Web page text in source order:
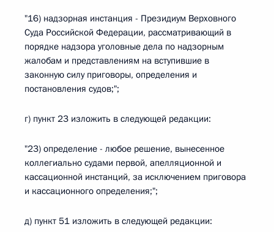
"16) надзорная инстанция - Президиум Верховного
Суда Российской Федерации, рассматривающий в
порядке надзора уголовные дела по надзорным
жалобам и представлениям на вступившие в
законную силу приговоры, определения и
постановления судов;";
г) пункт 23 изложить в следующей редакции:
"23) определение - любое решение, вынесенное
коллегиально судами первой, апелляционной и
кассационной инстанций, за исключением приговора
и кассационного определения;";
д) пункт 51 изложить в следующей редакции: